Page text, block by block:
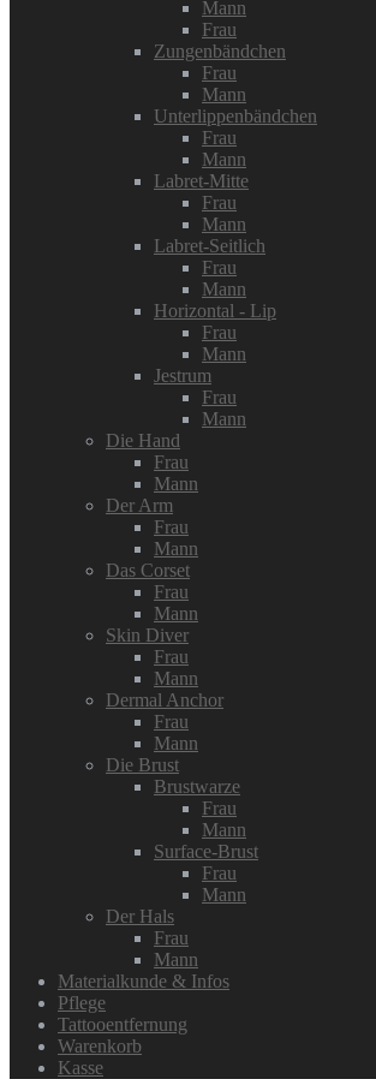
Mann
Frau
Zungenbändchen
Frau
Mann
Unterlippenbändchen
Frau
Mann
Labret-Mitte
Frau
Mann
Labret-Seitlich
Frau
Mann
Horizontal - Lip
Frau
Mann
Jestrum
Frau
Mann
Die Hand
Frau
Mann
Der Arm
Frau
Mann
Das Corset
Frau
Mann
Skin Diver
Frau
Mann
Dermal Anchor
Frau
Mann
Die Brust
Brustwarze
Frau
Mann
Surface-Brust
Frau
Mann
Der Hals
Frau
Mann
Materialkunde & Infos
Pflege
Tattooentfernung
Warenkorb
Kasse